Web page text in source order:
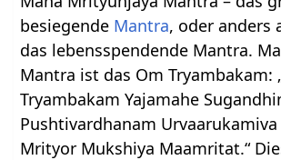
besiegende Mantra, oder anders
das lebensspendende Mantra.
Mantra ist das Om Tryambakam:
Tryambakam Yajamahe
Pushtivardhanam
Mrityor Mukshiya Maamritat.“